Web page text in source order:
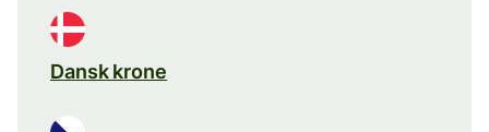
Dansk krone